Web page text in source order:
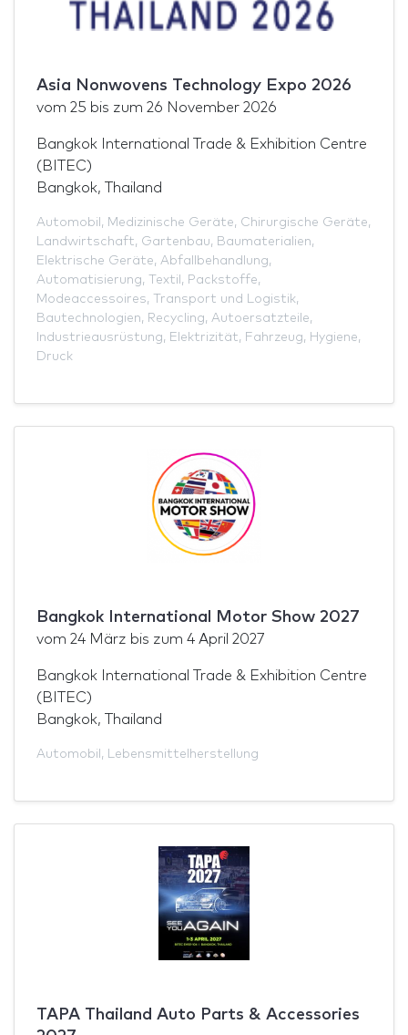
Asia Nonwovens Technology Expo 2026
vom 25 bis zum 26 November 2026
Bangkok International Trade & Exhibition Centre
(BITEC)
Bangkok, Thailand
Automobil , Medizinische Geräte, Chirurgische Geräte,
Landwirtschaft, Gartenbau, Baumaterialien,
Elektrische Geräte, Abfallbehandlung,
Automatisierung, Textil , Packstoffe,
Modeaccessoires, Transport und Logistik,
Bautechnologien, Recycling, Autoersatzteile,
Industrieausrüstung, Elektrizität, Fahrzeug, Hygiene,
Druck
Bangkok International Motor Show 2027
vom 24 März bis zum 4 April 2027
Bangkok International Trade & Exhibition Centre
(BITEC)
Bangkok, Thailand
Automobil , Lebensmittelherstellung
TAPA Thailand Auto Parts & Accessories